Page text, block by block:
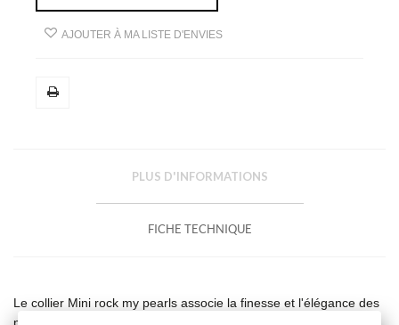
AJOUTER À MA LISTE D'ENVIES
PLUS D'INFORMATIONS
FICHE TECHNIQUE
Le collier Mini rock my pearls associe la finesse et l'élégance des